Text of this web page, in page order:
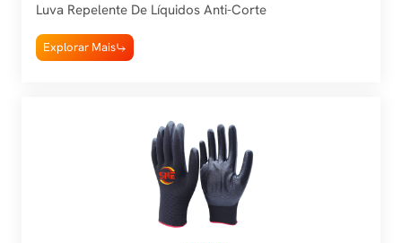
Luva Repelente De Líquidos Anti-Corte
Explorar Mais